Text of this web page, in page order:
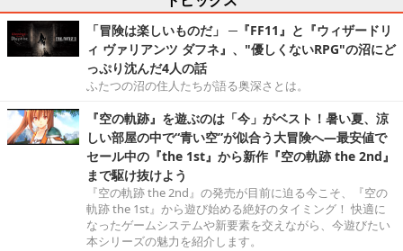
「冒険は楽しいものだ」 ─『FF11』と『ウィザードリ
ィ ヴァリアンツ ダフネ』、"優しくないRPG"の沼にど
っぷり沈んだ4人の話
ふたつの沼の住人たちが語る奥深さとは。
『空の軌跡』を遊ぶのは「今」がベスト！暑い夏、涼
しい部屋の中で“青い空”が似合う大冒険へ―最安値で
セール中の『the 1st』から新作『空の軌跡 the 2nd』
まで駆け抜けよう
『空の軌跡 the 2nd』の発売が目前に迫る今こそ、『空の
軌跡 the 1st』から遊び始める絶好のタイミング！ 快適に
なったゲームシステムや新要素を交えながら、今遊びたい
本シリーズの魅力を紹介します。